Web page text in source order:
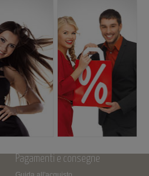
Pagamenti e consegne